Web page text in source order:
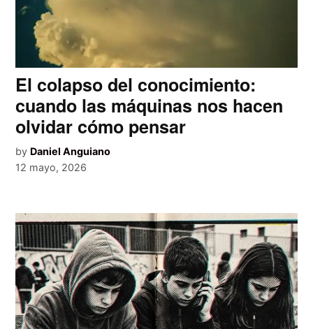
El colapso del conocimiento:
cuando las máquinas nos hacen
olvidar cómo pensar
by Daniel Anguiano
12 mayo, 2026